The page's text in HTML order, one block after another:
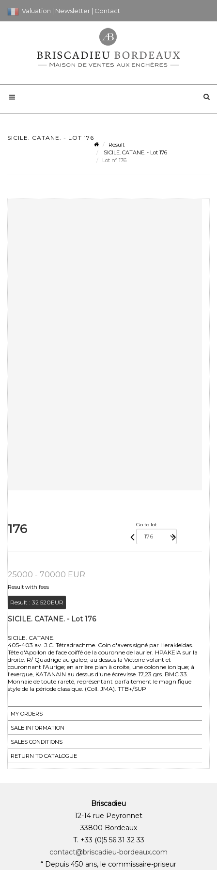
Valuation | Newsletter | Contact
SICILE. CATANE. - LOT 176
Result
SICILE. CATANE. - Lot 176
Lot n° 176
176 Go to lot
25000 - 70000 EUR
Result with fees
Result : 32 520EUR
SICILE. CATANE. - Lot 176
SICILE. CATANE.
405-403 av. J.C. Tétradrachme. Coin d'avers signé par Herakleidas.
Tête d'Apollon de face coiffé de la couronne de laurier. HPAKEIA sur la
droite. R/ Quadrige au galop; au dessus la Victoire volant et
couronnant l'Aurige; en arrière plan à droite, une colonne ionique; à
l'exergue, KATANAIN au dessus d'une écrevisse. 17,23 grs. BMC 33.
Monnaie de toute rareté, représentant parfaitement le magnifique
style de la période classique. (Coll. JMA). TTB+/SUP
MY ORDERS
SALE INFORMATION
SALES CONDITIONS
RETURN TO CATALOGUE
Briscadieu
12-14 rue Peyronnet
33800 Bordeaux
T. +33 (0)5 56 31 32 33
contact@briscadieu-bordeaux.com
“ Depuis 450 ans, le commissaire-priseur